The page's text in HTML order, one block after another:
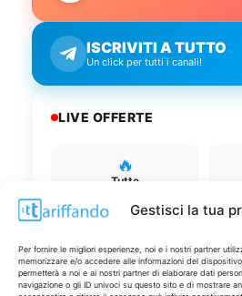
Gestisci la tua
Per fornire le migliori esperienze, noi e i nostri partner
memorizzare e/o accedere alle informazioni del
permetterà a noi e ai nostri partner di elaborare dati
navigazione o gli ID univoci su questo sito e di mostrare
ISCRIVITI A TUTTO
Un click per tutti i canali!
LIVE OFFERTE
🔥
Tutte
Spesa